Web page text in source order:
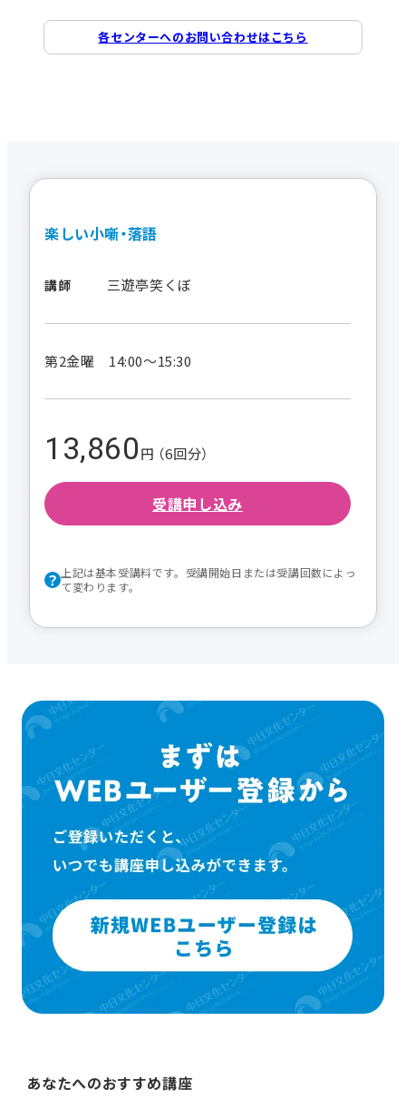
各センターへのお問い合わせはこちら
楽しい小噺・落語
講師 三遊亭笑くぼ
第2金曜 14:00～15:30
13,860円 （6回分）
受講申し込み
上記は基本受講料です。受講開始日または受講回数によっ
て変わります。
あなたへのおすすめ講座